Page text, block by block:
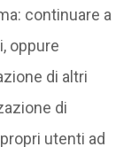
continuare a
oppure
di altri
di
utenti ad